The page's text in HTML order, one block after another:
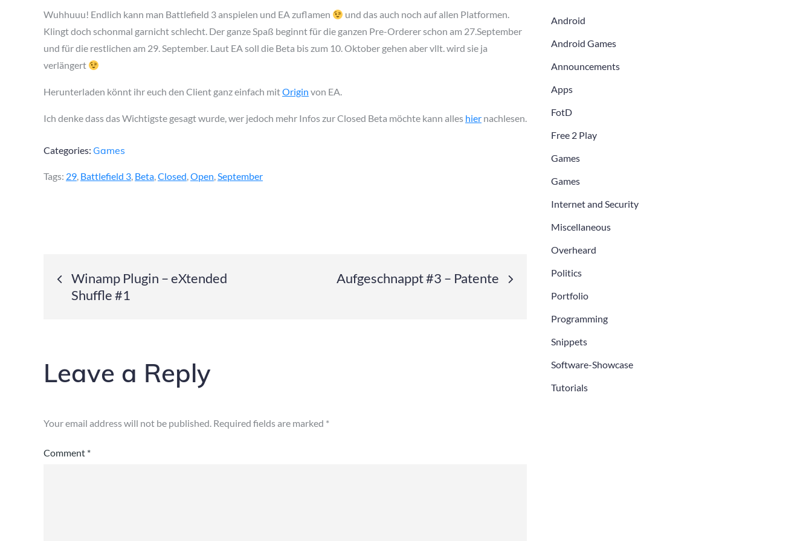
Wuhhuuu! Endlich kann man Battlefield 3 anspielen und EA zuflamen
und das auch noch auf allen Platformen.
Klingt doch schonmal garnicht schlecht. Der ganze Spaß beginnt für die ganzen Pre-Orderer schon am 27.September
und für die restlichen am 29. September. Laut EA soll die Beta bis zum 10. Oktober gehen aber vllt. wird sie ja
verlängert
Herunterladen könnt ihr euch den Client ganz einfach mitOrigin von EA.
Ich denke dass das Wichtigste gesagt wurde, wer jedoch mehr Infos zur Closed Beta möchte kann alles hier nachlesen.
Categories: Games
Tags: 29, Battlefield 3, Beta,Closed,Open,September
Post
navigation
Winamp Plugin – eXtended
Shuffle #1
Aufgeschnappt #3 – Patente
Leave a Reply
Your email address will not be published. Required fields are marked *
Comment *
Android
Android Games
Announcements
Apps
FotD
Free 2 Play
Games
Games
Internet and Security
Miscellaneous
Overheard
Politics
Portfolio
Programming
Snippets
Software-Showcase
Tutorials